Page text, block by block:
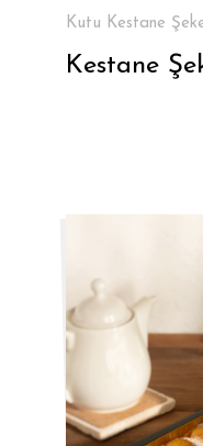
Kutu Kestane
Kestane